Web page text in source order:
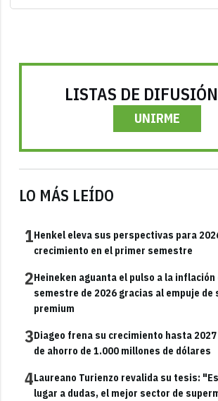
LISTAS DE
UNIRME
LO MÁS LEÍDO
1Henkel eleva sus perspectivas para
crecimiento en el primer semestre
2Heineken aguanta el pulso a la
semestre de 2026 gracias al empuje de
premium
3Diageo frena su crecimiento hasta 2027
de ahorro de 1.000 millones de dólares
4Laureano Turienzo revalida su tesis:
lugar a dudas, el mejor sector de